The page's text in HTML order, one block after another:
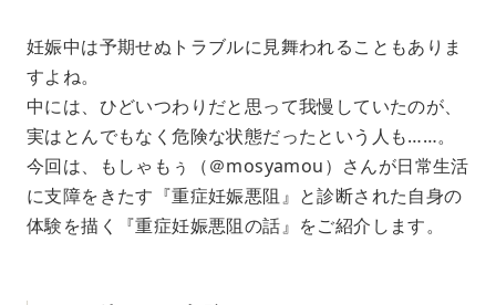
妊娠中は予期せぬトラブルに見舞われることもありま
すよね。
中には、ひどいつわりだと思って我慢していたのが、
実はとんでもなく危険な状態だったという人も……。
今回は、もしゃもぅ（＠mosyamou）さんが日常生活
に支障をきたす『重症妊娠悪阻』と診断された自身の
体験を描く『重症妊娠悪阻の話』をご紹介します。